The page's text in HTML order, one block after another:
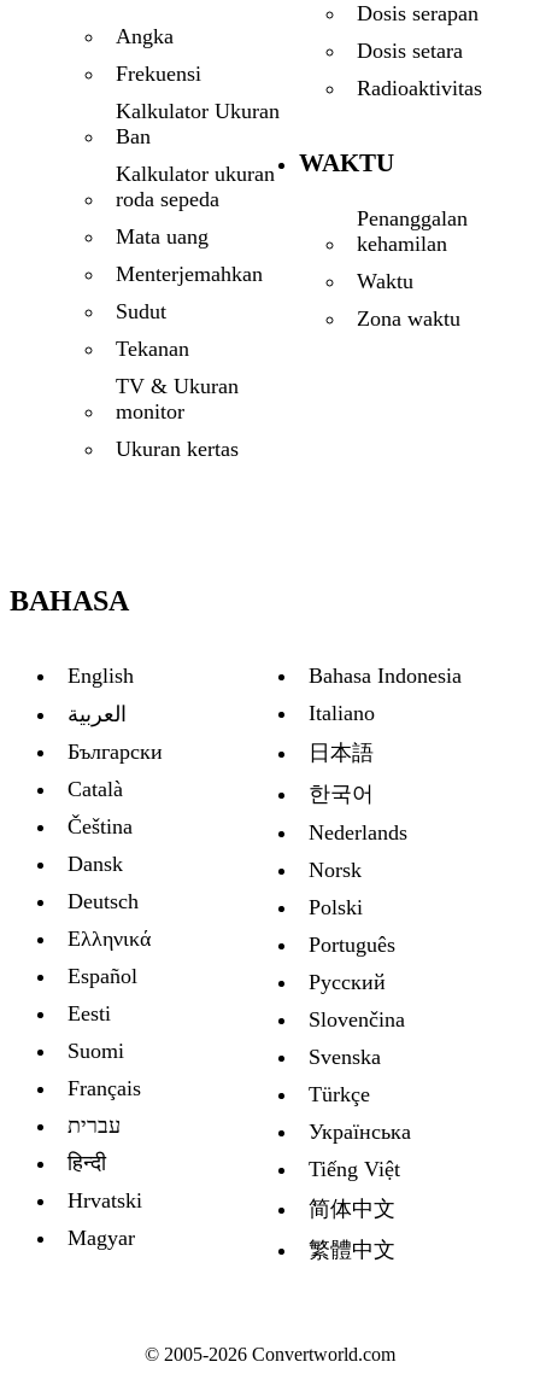
Angka
Frekuensi
Kalkulator Ukuran
Ban
Kalkulator ukuran
roda sepeda
Mata uang
Menterjemahkan
Sudut
Tekanan
TV & Ukuran
monitor
Ukuran kertas
Dosis serapan
Dosis setara
Radioaktivitas
WAKTU
Penanggalan
kehamilan
Waktu
Zona waktu
BAHASA
English
العربية
Български
Català
Čeština
Dansk
Deutsch
Ελληνικά
Español
Eesti
Suomi
Français
עברית
हिन्दी
Hrvatski
Magyar
Bahasa Indonesia
Italiano
日本語
한국어
Nederlands
Norsk
Polski
Português
Русский
Slovenčina
Svenska
Türkçe
Украïнська
Tiếng Việt
简体中文
繁體中文
© 2005-2026 Convertworld.com